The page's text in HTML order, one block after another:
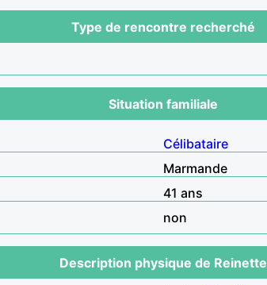
Type de rencontre recherché
Situation familiale
Célibataire
Marmande
41 ans
non
Description physique de Reinette